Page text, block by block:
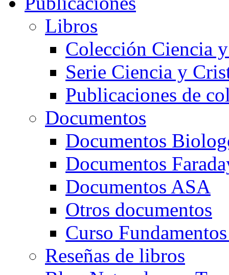
Libros
Colección Ciencia
Serie Ciencia y
Publicaciones de
Documentos
Documentos
Documentos
Documentos ASA
Otros documentos
Curso
Reseñas de libros